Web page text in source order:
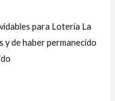
para Lotería La
y de haber permanecido